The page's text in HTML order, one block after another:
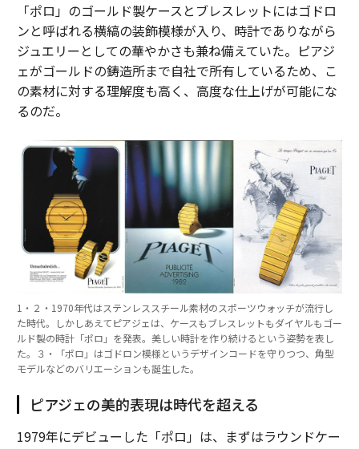
「ポロ」のゴールド製ケースとブレスレットにはゴドロ
ンと呼ばれる横縞の装飾模様が入り、時計でありながら
ジュエリーとしての華やかさも兼ね備えていた。ピアジ
ェがゴールドの鋳造所まで自社で所有しているため、こ
の素材に対する理解度も高く、高度な仕上げが可能にな
るのだ。
1・２・1970年代はステンレススチール素材のスポーツウォッチが流行し
た時代。しかしあえてピアジェは、ケースもブレスレットもダイヤルもゴー
ルド製の時計「ポロ」を発表。美しい時計を作り続けるという姿勢を表し
た。３・「ポロ」はゴドロン模様というデザインコードを守りつつ、角型
モデルなどのバリエーションも誕生した。
ピアジェの美的表現は時代を超える
1979年にデビューした「ポロ」は、まずはラウンドケー